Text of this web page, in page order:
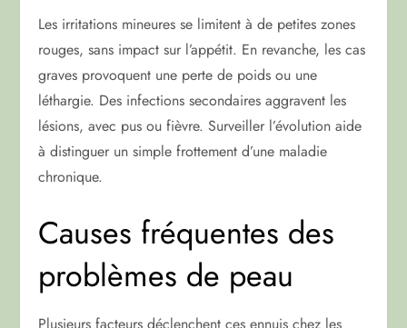
Les irritations mineures se limitent à de petites zones
rouges, sans impact sur l’appétit. En revanche, les cas
graves provoquent une perte de poids ou une
léthargie. Des infections secondaires aggravent les
lésions, avec pus ou fièvre. Surveiller l’évolution aide
à distinguer un simple frottement d’une maladie
chronique.
Causes fréquentes des
problèmes de peau